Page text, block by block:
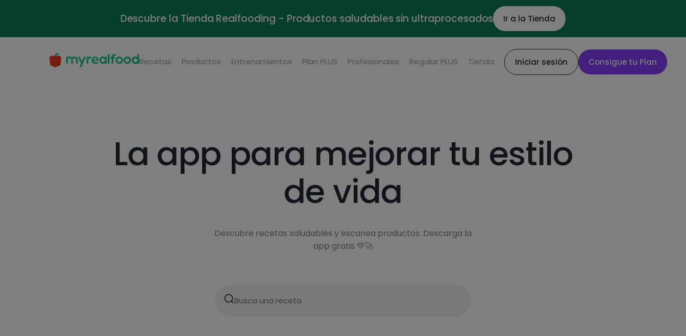
Descubre la Tienda Realfooding - Productos saludables sin ultraprocesados Ir a la Tienda
Recetas Productos Entrenamientos Plan PLUS Profesionales Regalar PLUS Tienda Iniciar sesión Consigue tu Plan
La app para mejorar tu estilo
de vida
Descubre recetas saludables y escanea productos. Descarga la
app gratis 💚🚀